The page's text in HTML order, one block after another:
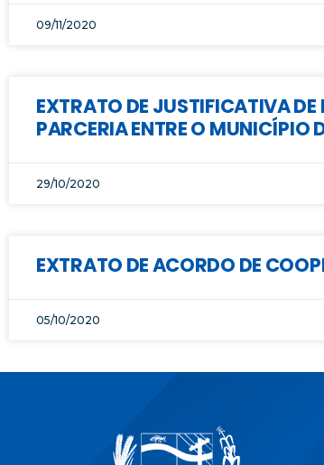
09/11/2020
EXTRATO DE JUSTIFICATIVA
PARCERIA ENTRE O MUNICÍPIO
29/10/2020
EXTRATO DE ACORDO DE
05/10/2020